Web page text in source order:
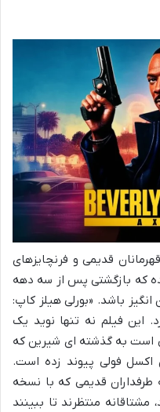
قدیمی و فرنچایزهای
که بازگشتی پس از سه دهه
باشد. «بورلی هیلز کاپ:
این فیلم نه تنها نوید یک
است به گذشته ای شیرین که
فولی پیوند زده است.
طرفداران قدیمی که با نسخه
مشتاقانه منتظرند تا ببینند